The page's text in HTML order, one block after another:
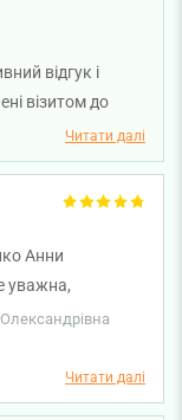
відгук і
візитом до
Читати далі
Анни
уважна,
запитання,
і корисні
і майже
псували
Читати далі